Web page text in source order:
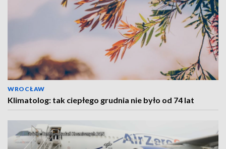
WROCŁAW
Klimatolog: tak ciepłego grudnia nie było od 74 lat